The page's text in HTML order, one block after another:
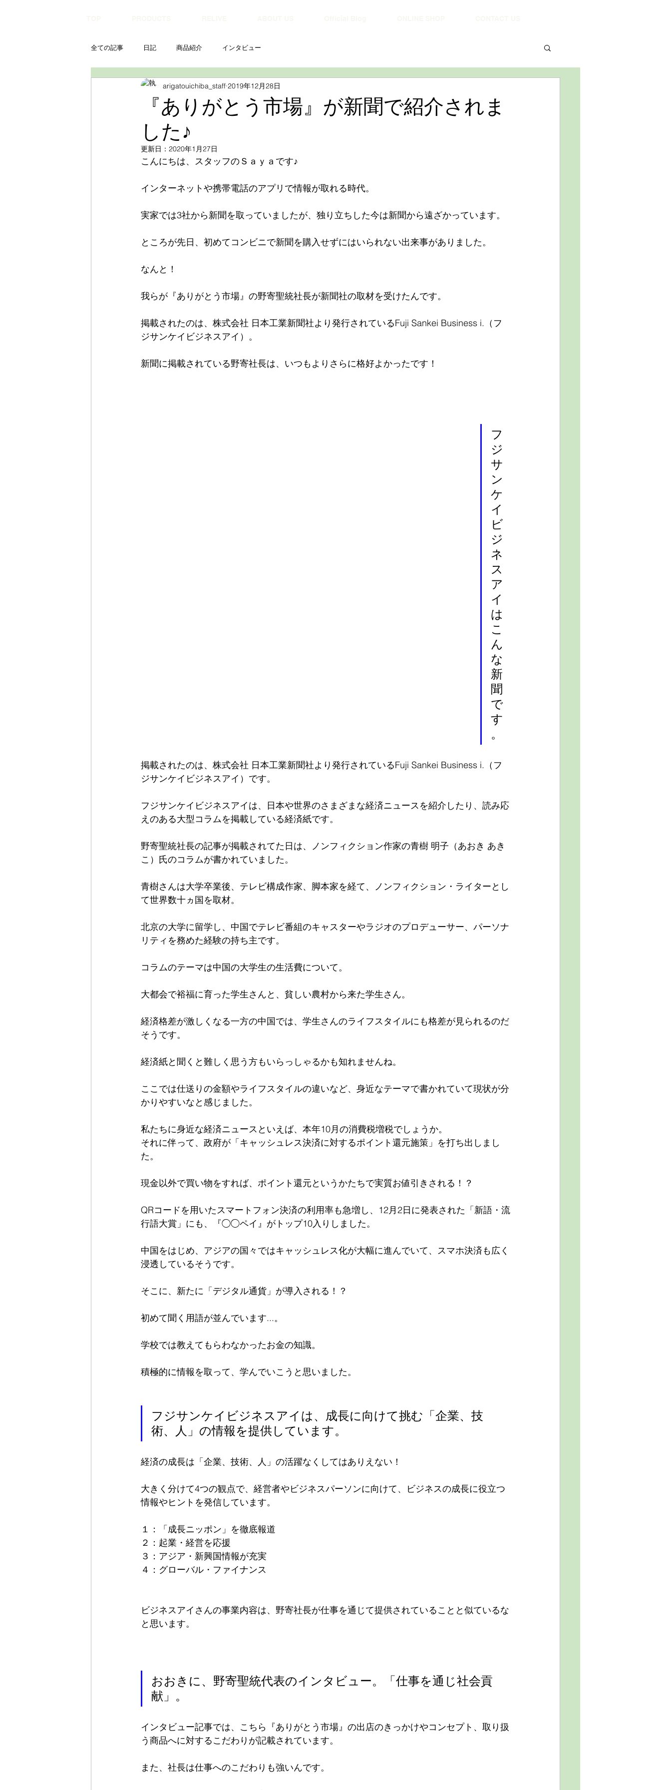
全ての記事 日記 商品紹介 インタビュー
『ありがとう市場』が新聞で紹介されま
した♪
arigatouichiba_staff 2019年12月28日
更新日： 2020年1月27日
こんにちは、スタッフのＳａｙａです♪
インターネットや携帯電話のアプリで情報が取れる時代。
実家では3社から新聞を取っていましたが、独り立ちした今は新聞から遠ざかっています。
ところが先日、初めてコンビニで新聞を購入せずにはいられない出来事がありました。
なんと！
我らが『ありがとう市場』の野寄聖統社長が新聞社の取材を受けたんです。
掲載されたのは、株式会社 日本工業新聞社より発行されているFuji Sankei Business i.（フ
ジサンケイビジネスアイ）。
新聞に掲載されている野寄社長は、いつもよりさらに格好よかったです！
フ
ジ
サ
ン
ケ
イ
ビ
ジ
ネ
ス
ア
イ
は
こ
ん
な
新
聞
で
す
。
掲載されたのは、株式会社 日本工業新聞社より発行されているFuji Sankei Business i.（フ
ジサンケイビジネスアイ）です。
フジサンケイビジネスアイは、日本や世界のさまざまな経済ニュースを紹介したり、読み応
えのある大型コラムを掲載している経済紙です。
野寄聖統社長の記事が掲載されてた日は、ノンフィクション作家の青樹 明子（あおき あき
こ）氏のコラムが書かれていました。
青樹さんは大学卒業後、テレビ構成作家、脚本家を経て、ノンフィクション・ライターとし
て世界数十ヵ国を取材。
北京の大学に留学し、中国でテレビ番組のキャスターやラジオのプロデューサー、パーソナ
リティを務めた経験の持ち主です。
コラムのテーマは中国の大学生の生活費について。
大都会で裕福に育った学生さんと、貧しい農村から来た学生さん。
経済格差が激しくなる一方の中国では、学生さんのライフスタイルにも格差が見られるのだ
そうです。
経済紙と聞くと難しく思う方もいらっしゃるかも知れませんね。
ここでは仕送りの金額やライフスタイルの違いなど、身近なテーマで書かれていて現状が分
かりやすいなと感じました。
私たちに身近な経済ニュースといえば、本年10月の消費税増税でしょうか。
それに伴って、政府が「キャッシュレス決済に対するポイント還元施策」を打ち出しまし
た。
現金以外で買い物をすれば、ポイント還元というかたちで実質お値引きされる！？
QRコードを用いたスマートフォン決済の利用率も急増し、12月2日に発表された「新語・流
行語大賞」にも、『◯◯ペイ』がトップ10入りしました。
中国をはじめ、アジアの国々ではキャッシュレス化が大幅に進んでいて、スマホ決済も広く
浸透しているそうです。
そこに、新たに「デジタル通貨」が導入される！？
初めて聞く用語が並んでいます...。
学校では教えてもらわなかったお金の知識。
積極的に情報を取って、学んでいこうと思いました。
フジサンケイビジネスアイは、成長に向けて挑む「企業、技
術、人」の情報を提供しています。
経済の成長は「企業、技術、人」の活躍なくしてはありえない！
大きく分けて4つの観点で、経営者やビジネスパーソンに向けて、ビジネスの成長に役立つ
情報やヒントを発信しています。
１：「成長ニッポン」を徹底報道
２：起業・経営を応援
３：アジア・新興国情報が充実
４：グローバル・ファイナンス
ビジネスアイさんの事業内容は、野寄社長が仕事を通じて提供されていることと似ているな
と思います。
おおきに、野寄聖統代表のインタビュー。「仕事を通じ社会貢
献」。
インタビュー記事では、こちら『ありがとう市場』の出店のきっかけやコンセプト、取り扱
う商品へに対するこだわりが記載されています。
また、社長は仕事へのこだわりも強いんです。